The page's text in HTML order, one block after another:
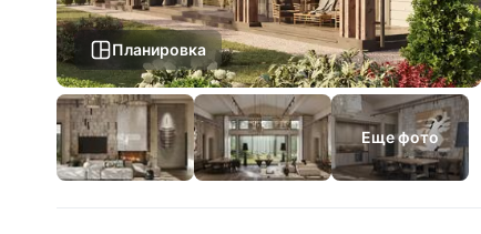
Планировка
Еще фото